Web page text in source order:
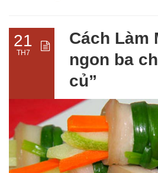
21
TH7
Cách Làm
ngon ba
củ”